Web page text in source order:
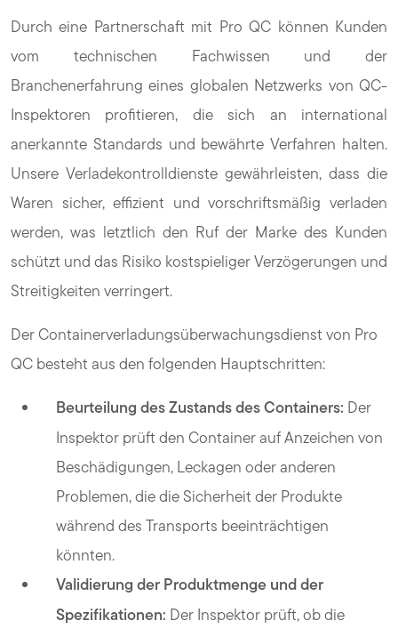
Durch eine Partnerschaft mit Pro QC können Kunden
vom technischen Fachwissen und der
Branchenerfahrung eines globalen Netzwerks von QC-
Inspektoren profitieren, die sich an international
anerkannte Standards und bewährte Verfahren halten.
Unsere Verladekontrolldienste gewährleisten, dass die
Waren sicher, effizient und vorschriftsmäßig verladen
werden, was letztlich den Ruf der Marke des Kunden
schützt und das Risiko kostspieliger Verzögerungen und
Streitigkeiten verringert.
Der Containerverladungsüberwachungsdienst von Pro
QC besteht aus den folgenden Hauptschritten:
Beurteilung des Zustands des Containers: Der
Inspektor prüft den Container auf Anzeichen von
Beschädigungen, Leckagen oder anderen
Problemen, die die Sicherheit der Produkte
während des Transports beeinträchtigen
könnten.
Validierung der Produktmenge und der
Spezifikationen: Der Inspektor prüft, ob die